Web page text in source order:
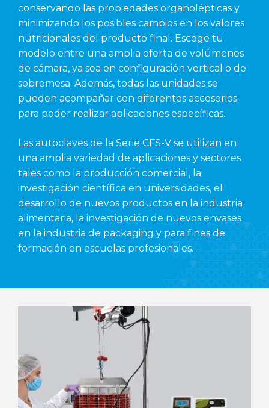
conservando las propiedades organolépticas y
minimizando los posibles cambios en los valores
nutricionales del producto final. Escoge tu
modelo entre una amplia oferta de volúmenes
de cámara, ya sea en configuración vertical o de
sobremesa. Además, todas las unidades se
pueden acompañar con diferentes accesorios
para poder realizar aplicaciones específicas.
Las autoclaves de la Serie CFS-V se utilizan en
una amplia variedad de aplicaciones y sectores
tales como la producción comercial, la
investigación científica en universidades, el
desarrollo de nuevos productos en la industria
alimentaria, la investigación de nuevos envases
en la industria de packaging y para fines de
formación en escuelas profesionales.